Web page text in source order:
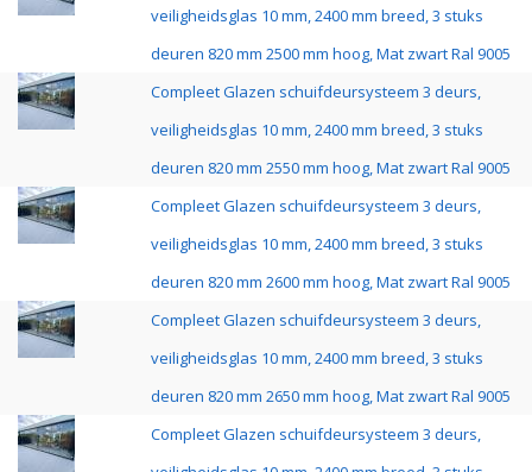
veiligheidsglas 10 mm, 2400 mm breed, 3 stuks
deuren 820 mm 2500 mm hoog, Mat zwart Ral 9005
Compleet Glazen schuifdeursysteem 3 deurs,
veiligheidsglas 10 mm, 2400 mm breed, 3 stuks
deuren 820 mm 2550 mm hoog, Mat zwart Ral 9005
Compleet Glazen schuifdeursysteem 3 deurs,
veiligheidsglas 10 mm, 2400 mm breed, 3 stuks
deuren 820 mm 2600 mm hoog, Mat zwart Ral 9005
Compleet Glazen schuifdeursysteem 3 deurs,
veiligheidsglas 10 mm, 2400 mm breed, 3 stuks
deuren 820 mm 2650 mm hoog, Mat zwart Ral 9005
Compleet Glazen schuifdeursysteem 3 deurs,